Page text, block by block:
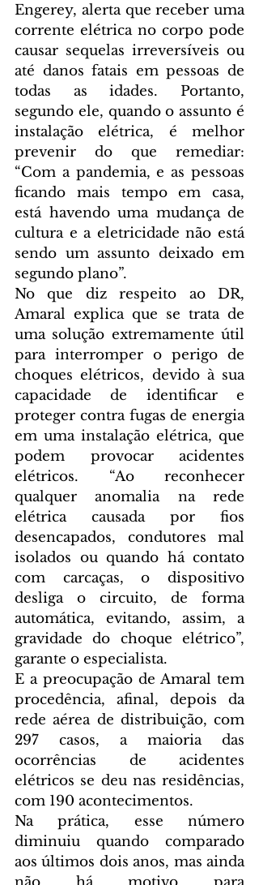
Engerey, alerta que receber uma
corrente elétrica no corpo pode
causar sequelas irreversíveis ou
até danos fatais em pessoas de
todas as idades. Portanto,
segundo ele, quando o assunto é
instalação elétrica, é melhor
prevenir do que remediar:
“Com a pandemia, e as pessoas
ficando mais tempo em casa,
está havendo uma mudança de
cultura e a eletricidade não está
sendo um assunto deixado em
segundo plano”.
No que diz respeito ao DR,
Amaral explica que se trata de
uma solução extremamente útil
para interromper o perigo de
choques elétricos, devido à sua
capacidade de identificar e
proteger contra fugas de energia
em uma instalação elétrica, que
podem provocar acidentes
elétricos. “Ao reconhecer
qualquer anomalia na rede
elétrica causada por fios
desencapados, condutores mal
isolados ou quando há contato
com carcaças, o dispositivo
desliga o circuito, de forma
automática, evitando, assim, a
gravidade do choque elétrico”,
garante o especialista.
E a preocupação de Amaral tem
procedência, afinal, depois da
rede aérea de distribuição, com
297 casos, a maioria das
ocorrências de acidentes
elétricos se deu nas residências,
com 190 acontecimentos.
Na prática, esse número
diminuiu quando comparado
aos últimos dois anos, mas ainda